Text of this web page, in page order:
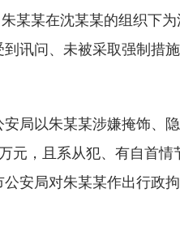
某某在沈某某的组织下
到讯问、未被采取强制措
以朱某某涉嫌掩饰、隐
元，且系从犯、有自首
安局对朱某某作出行政